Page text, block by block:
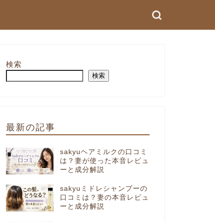
検索
検索
最新の記事
sakyuヘアミルクの口コミ
は？妻が使った本音レビュ
ーと成分解説
sakyuミドレシャンプーの
口コミは？妻の本音レビュ
ーと成分解説